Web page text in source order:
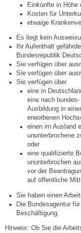
Mitarbeiter
Stellenangebote
Ortsrecht
Bürgerservice
Gemeinderat
Sitzungsberichte
Gutachterausschuss
Einkünfte in
Kosten für
etwaige
Es liegt kein
Ihr Aufenthalt
Bundesrepublik
Sie verfügen über
Sie verfügen über
Sie verfügen über
eine in
eine nach
Ausbildung in
erworbenen
einen im Ausland
ununterbrochene
oder
eine qualifizierte
ununterbrochen
vor der
auf öffentliche
Sie haben einen
Die Bundesagentur
Beschäftigung.
Hinweis: Ob Sie die